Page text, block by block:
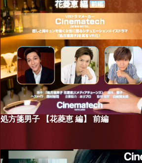
処方箋男子 【花菱恵 編】 前編